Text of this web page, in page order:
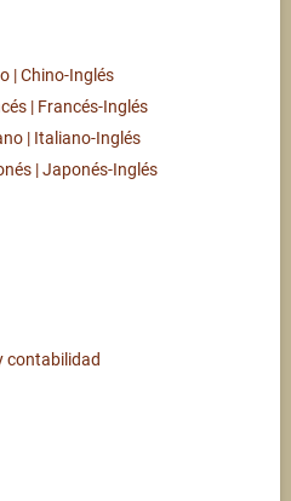
| Chino-Inglés
| Francés-Inglés
| Italiano-Inglés
| Japonés-Inglés
contabilidad